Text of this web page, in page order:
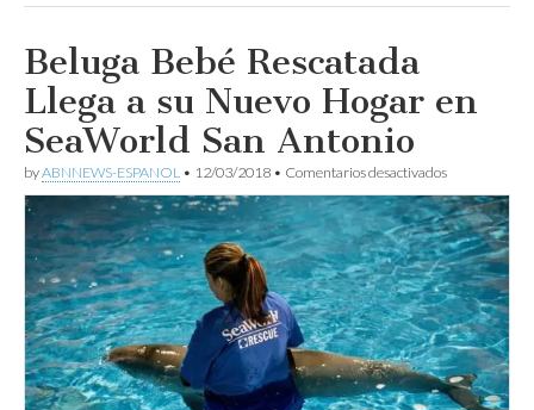
Beluga Bebé Rescatada
Llega a su Nuevo Hogar en
SeaWorld San Antonio
byABNNEWS-ESPANOL • 12/03/2018 • Comentarios desactivadosen
Bebé
Rescatada
Llega
a
su
Nuevo
Hogar
en
SeaWorld
San
Antonio